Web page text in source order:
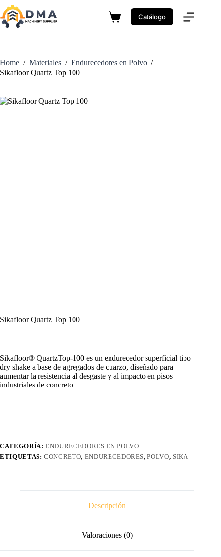
Skip
to
content
Shopping Catálogo
Home / Materiales / Endurecedores en Polvo /
Sikafloor Quartz Top 100
Sikafloor Quartz Top 100
Sikafloor® QuartzTop-100 es un endurecedor superficial tipo
dry shake a base de agregados de cuarzo, diseñado para
aumentar la resistencia al desgaste y al impacto en pisos
industriales de concreto.
CATEGORÍA:ENDURECEDORES EN POLVO
ETIQUETAS:CONCRETO, ENDURECEDORES,POLVO, SIKA
Descripción
Valoraciones (0)